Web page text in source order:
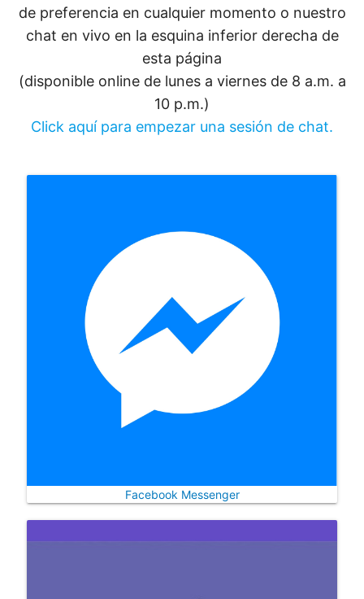
de preferencia en cualquier momento o nuestro
chat en vivo en la esquina inferior derecha de
esta página
(disponible online de lunes a viernes de 8 a.m. a
10 p.m.)
Click aquí para empezar una sesión de chat.
Facebook Messenger